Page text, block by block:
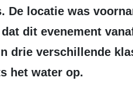
De locatie was
dit evenement
drie verschillende
het water op.